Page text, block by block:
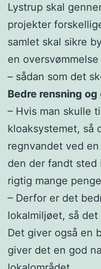
Lystrup skal
projekter
samlet skal sikre
en
– sådan som det
Bedre rensning
– Hvis man skulle
kloaksystemet, så
regnvandet ved
den der fandt sted
rigtig mange
– Derfor er det
lokalmiljøet, så
Det giver også en
giver det en god